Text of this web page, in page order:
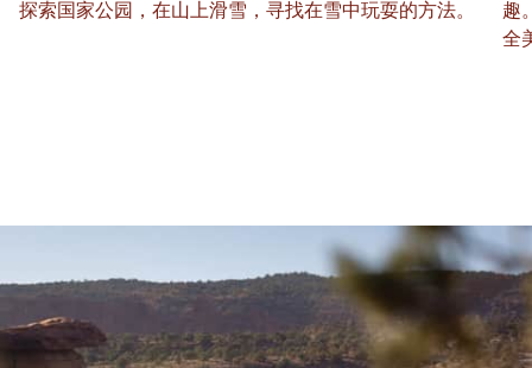
探索国家公园，在山上滑雪，寻找在雪中玩耍的方法。
趣
全